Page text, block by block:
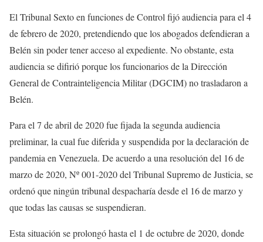
El Tribunal Sexto en funciones de Control fijó audiencia para el 4
de febrero de 2020, pretendiendo que los abogados defendieran a
Belén sin poder tener acceso al expediente. No obstante, esta
audiencia se difirió porque los funcionarios de la Dirección
General de Contrainteligencia Militar (DGCIM) no trasladaron a
Belén.
Para el 7 de abril de 2020 fue fijada la segunda audiencia
preliminar, la cual fue diferida y suspendida por la declaración de
pandemia en Venezuela. De acuerdo a una resolución del 16 de
marzo de 2020, Nº 001-2020 del Tribunal Supremo de Justicia, se
ordenó que ningún tribunal despacharía desde el 16 de marzo y
que todas las causas se suspendieran.
Esta situación se prolongó hasta el 1 de octubre de 2020, donde